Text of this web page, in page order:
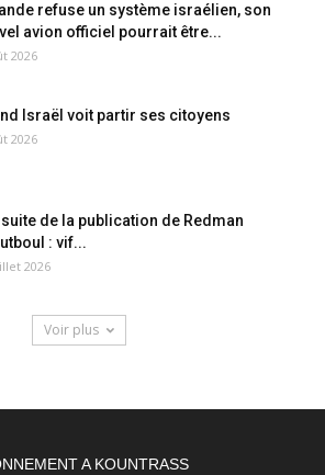
refuse un système israélien, son
avion officiel pourrait être...
2026
Israël voit partir ses citoyens
2026
suite de la publication de Redman
: vif...
2026
Voir plus
A KOUNTRASS